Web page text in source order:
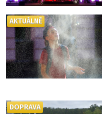
AKTUÁLNĚ
DOPRAVA